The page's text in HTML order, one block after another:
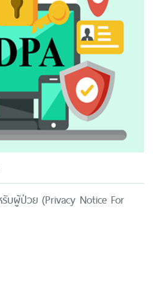
บผู้ป่วย (Privacy Notice For